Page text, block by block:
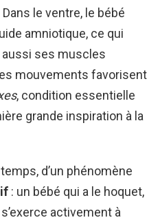
le ventre, le bébé
amniotique, ce qui
ses muscles
mouvements favorisent
, condition essentielle
grande inspiration à la
d’un phénomène
: un bébé qui a le hoquet,
activement à